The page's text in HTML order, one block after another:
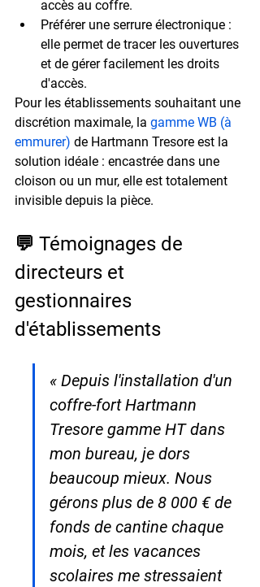
accès au coffre.
Préférer une serrure électronique :
elle permet de tracer les ouvertures
et de gérer facilement les droits
d'accès.
Pour les établissements souhaitant une
discrétion maximale, la gamme WB (à
emmurer) de Hartmann Tresore est la
solution idéale : encastrée dans une
cloison ou un mur, elle est totalement
invisible depuis la pièce.
💬 Témoignages de
directeurs et
gestionnaires
d'établissements
« Depuis l'installation d'un
coffre-fort Hartmann
Tresore gamme HT dans
mon bureau, je dors
beaucoup mieux. Nous
gérons plus de 8 000 € de
fonds de cantine chaque
mois, et les vacances
scolaires me stressaient